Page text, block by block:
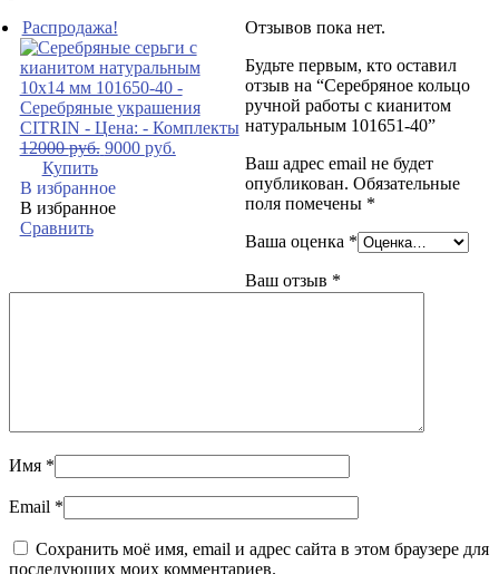
Распродажа!
12000руб. 9000 руб.
Купить
В избранное
В избранное
Сравнить
Отзывов пока нет.
Будьте первым, кто оставил
отзыв на “Серебряное кольцо
ручной работы с кианитом
натуральным 101651-40”
Ваш адрес email не будет
опубликован. Обязательные
поля помечены *
Ваша оценка *
Ваш отзыв *
Имя *
Email *
Сохранить моё имя, email и адрес сайта в этом браузере для
последующих моих комментариев.